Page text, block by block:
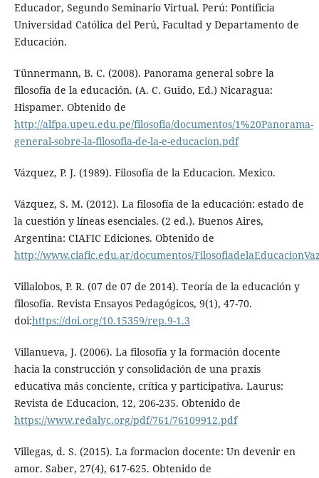
Educador, Segundo Seminario Virtual. Perú: Pontificia
Universidad Católica del Perú, Facultad y Departamento de
Educación.
Tünnermann, B. C. (2008). Panorama general sobre la
filosofía de la educación. (A. C. Guido, Ed.) Nicaragua:
Hispamer. Obtenido de
http://alfpa.upeu.edu.pe/filosofia/documentos/1%20Panorama-
general-sobre-la-filosofia-de-la-e-educacion.pdf
Vázquez, P. J. (1989). Filosofía de la Educacion. Mexico.
Vázquez, S. M. (2012). La filosofía de la educación: estado de
la cuestión y líneas esenciales. (2 ed.). Buenos Aires,
Argentina: CIAFIC Ediciones. Obtenido de
http://www.ciafic.edu.ar/documentos/
Villalobos, P. R. (07 de 07 de 2014). Teoría de la educación y
filosofía. Revista Ensayos Pedagógicos, 9(1), 47-70.
doi:https://doi.org/10.15359/rep.9-1.3
Villanueva, J. (2006). La filosofía y la formación docente
hacia la construcción y consolidación de una praxis
educativa más conciente, crítica y participativa. Laurus:
Revista de Educacion, 12, 206-235. Obtenido de
https://www.redalyc.org/pdf/761/76109912.pdf
Villegas, d. S. (2015). La formacion docente: Un devenir en
amor. Saber, 27(4), 617-625. Obtenido de